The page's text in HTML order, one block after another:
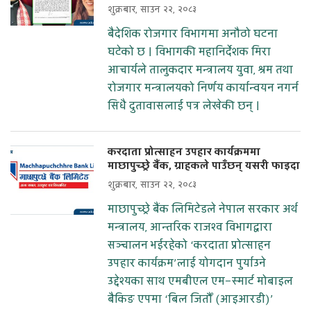
शुक्रबार, साउन २२, २०८३
बैदेशिक रोजगार विभागमा अनौठो घटना
घटेको छ । विभागकी महानिर्देशक मिरा
आचार्यले तालुकदार मन्त्रालय युवा, श्रम तथा
रोजगार मन्त्रालयको निर्णय कार्यान्वयन नगर्न
सिधै दुतावासलाई पत्र लेखेकी छन् ।
करदाता प्रोत्साहन उपहार कार्यक्रममा
माछापुच्छ्रे बैंक, ग्राहकले पाउँछन् यसरी फाइदा
शुक्रबार, साउन २२, २०८३
माछापुच्छ्रे बैंक लिमिटेडले नेपाल सरकार अर्थ
मन्त्रालय, आन्तरिक राजश्व विभागद्वारा
सञ्चालन भईरहेको ‘करदाता प्रोत्साहन
उपहार कार्यक्रम’लाई योगदान पुर्याउने
उद्देश्यका साथ एमबीएल एम–स्मार्ट मोबाइल
बैकिङ एपमा ‘बिल जितौँ (आइआरडी)’